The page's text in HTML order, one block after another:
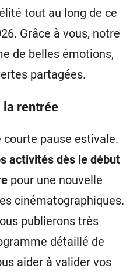
tout au long de ce
Grâce à vous, notre
de belles émotions,
partagées.
la rentrée
pause estivale.
activités dès le début
pour une nouvelle
cinématographiques.
publierons très
détaillé de
aider à valider vos